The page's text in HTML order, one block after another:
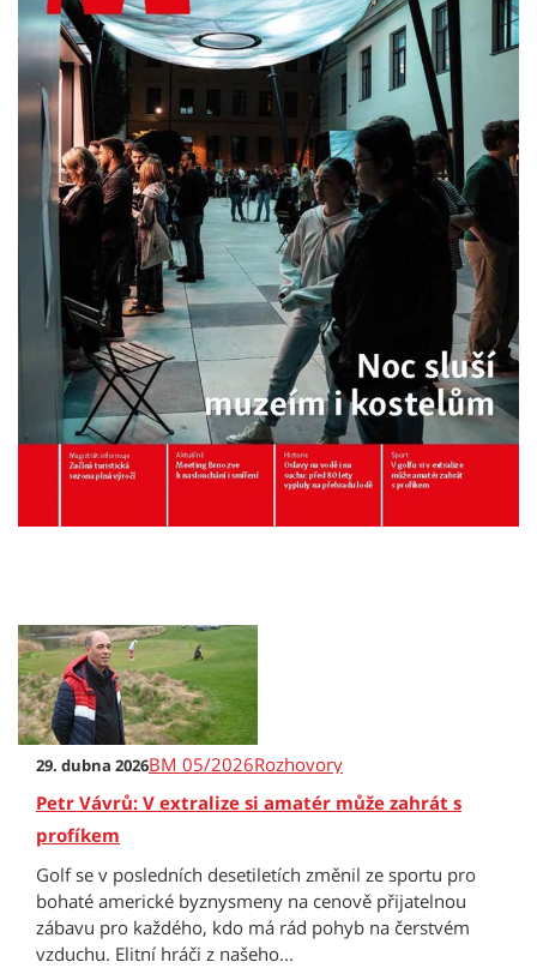
29. dubna 2026BM 05/2026Rozhovory
Petr Vávrů: V extralize si amatér může zahrát s
profíkem
Golf se v posledních desetiletích změnil ze sportu pro
bohaté americké byznysmeny na cenově přijatelnou
zábavu pro každého, kdo má rád pohyb na čerstvém
vzduchu. Elitní hráči z našeho...